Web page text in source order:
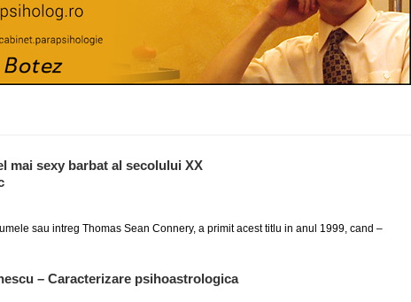
mai sexy barbat al secolului XX
sau intreg Thomas Sean Connery, a primit acest titlu in anul 1999, cand –
– Caracterizare psihoastrologica